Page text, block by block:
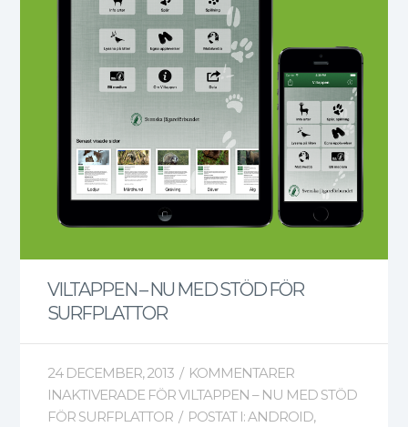
VILTAPPEN – NU MED STÖD FÖR
SURFPLATTOR
24 DECEMBER, 2013 / KOMMENTARER
INAKTIVERADE FÖR VILTAPPEN – NU MED STÖD
FÖR SURFPLATTOR / POSTAT I:ANDROID,